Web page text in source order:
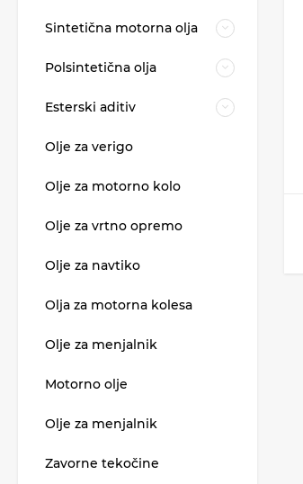
Sintetična motorna olja
Polsintetična olja
Esterski aditiv
Olje za verigo
Olje za motorno kolo
Olje za vrtno opremo
Olje za navtiko
Olja za motorna kolesa
Olje za menjalnik
Motorno olje
Olje za menjalnik
Zavorne tekočine